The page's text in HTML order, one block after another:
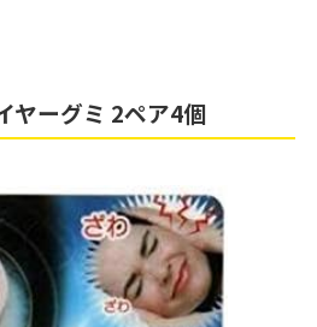
ヤーグミ 2ペア4個